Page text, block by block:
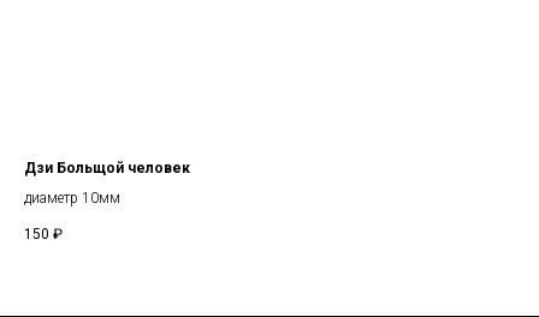
Дзи Больщой человек
диаметр 10мм
150 ₽